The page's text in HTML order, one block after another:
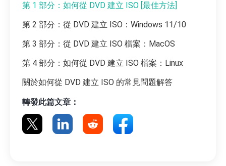
第 1 部分：如何從 DVD 建立 ISO [最佳方法]
第 2 部分：從 DVD 建立 ISO：Windows 11/10
第 3 部分：從 DVD 建立 ISO 檔案：MacOS
第 4 部分：如何從 DVD 建立 ISO 檔案：Linux
關於如何從 DVD 建立 ISO 的常見問題解答
轉發此篇文章：